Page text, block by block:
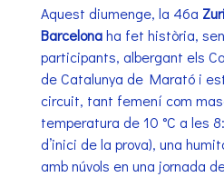
Aquest diumenge, la 46a
Barcelonaha fet història,
participants, albergant els
de Catalunya de Marató i
circuit, tant femení com
temperatura de 10 °C a les
d’inici de la prova), una
amb núvols en una jornada